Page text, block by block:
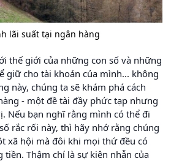
lãi suất tại ngân hàng
thế giới của những con số và những
giữ cho tài khoản của mình... không
này, chúng ta sẽ khám phá cách
- một đề tài đầy phức tạp nhưng
Nếu bạn nghĩ rằng mình có thể đi
rắc rối này, thì hãy nhớ rằng chúng
xã hội mà đôi khi mọi thứ đều có
Thậm chí là sự kiên nhẫn của